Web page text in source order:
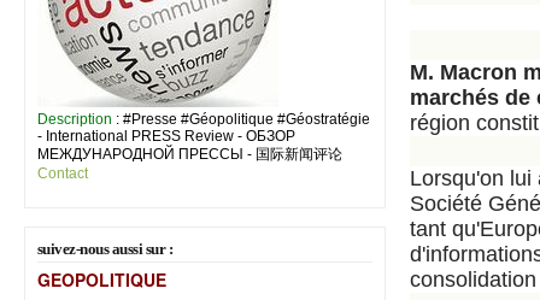
Description : #Presse #Géopolitique #Géostratégie
- International PRESS Review - ОБЗОР
МЕЖДУНАРОДНОЙ ПРЕССЫ - 国际新闻评论
Contact
suivez-nous aussi sur :
GEOPOLITIQUE
M. Macron
marchés de
région
Lorsqu'on lui
Société
tant